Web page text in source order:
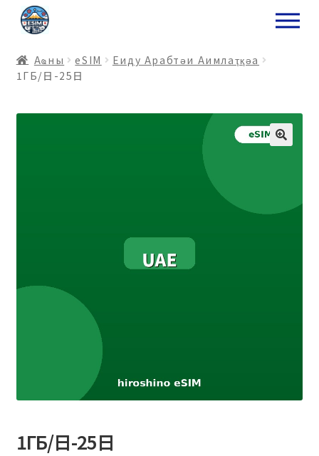
ナ
ビ
ー
シ
コ
ン
ン
ツ
Аҩны еSIM
Еиду Арабтәи Аимлаҭқәа
1ГБ/日-25日
1ГБ/日-25日